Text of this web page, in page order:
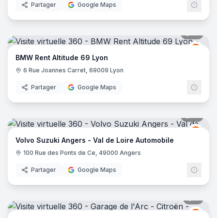
Partager Google Maps
BMW
BMW Rent Altitude 69 Lyon
6 Rue Joannes Carret, 69009 Lyon
Partager Google Maps
Volvo
Volvo Suzuki Angers - Val de Loire Automobile
100 Rue des Ponts de Ce, 49000 Angers
Partager Google Maps